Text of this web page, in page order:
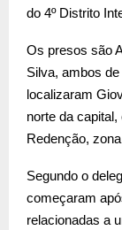
do 4º Distrito
Os presos são
Silva, ambos
localizaram
norte da
Redenção,
Segundo o
começaram
relacionadas a